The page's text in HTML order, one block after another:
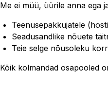
Me ei müü, üürile anna ega
Teenusepakkujatele
Seadusandlike nõuete
Teie selge nõusoleku
Kõik kolmandad osapooled